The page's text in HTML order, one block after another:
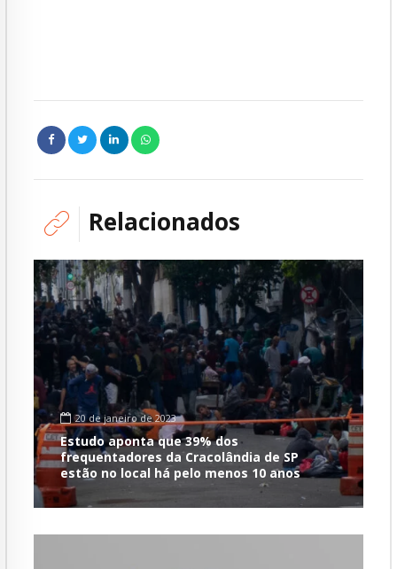
Relacionados
20 de janeiro de 2023
Estudo aponta que 39% dos
frequentadores da Cracolândia de SP
estão no local há pelo menos 10 anos